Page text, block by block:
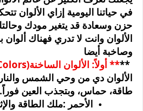
في حياتنا اليومية إزاي الألوان
حزن وسعادة قد يتغير مودك
الألوان وانت لا تدري فهناك ألوان
وصاخبة أيضا
**** أولاً: الألوان الساخنة
الألوان دي من وحي الشمس
طاقة، حماس، وبتجذب العين فوراً.
الأحمر :ملك الطاقة